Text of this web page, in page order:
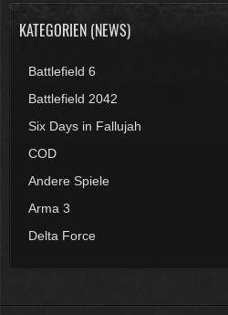
KATEGORIEN (NEWS)
Battlefield 6
Battlefield 2042
Six Days in Fallujah
COD
Andere Spiele
Arma 3
Delta Force